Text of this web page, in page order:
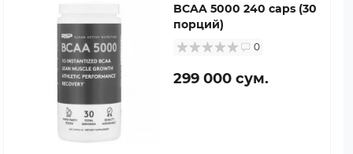
BCAA 5000 240 caps (30
порций)
0
299 000 сум.